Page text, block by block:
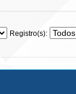
Registro(s):